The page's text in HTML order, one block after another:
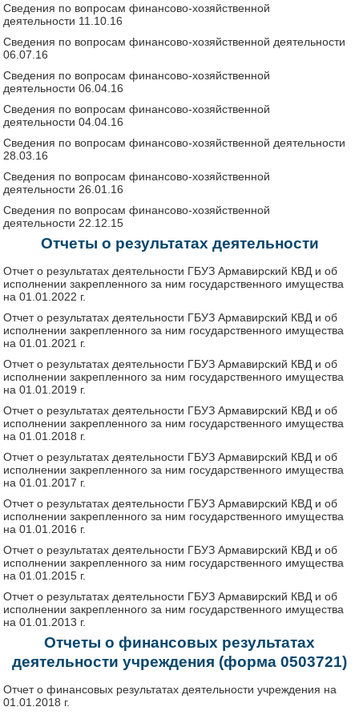
Сведения по вопросам финансово-хозяйственной
деятельности 11.10.16
Сведения по вопросам финансово-хозяйственной деятельности
06.07.16
Сведения по вопросам финансово-хозяйственной
деятельности 06.04.16
Сведения по вопросам финансово-хозяйственной
деятельности 04.04.16
Сведения по вопросам финансово-хозяйственной деятельности
28.03.16
Сведения по вопросам финансово-хозяйственной
деятельности 26.01.16
Сведения по вопросам финансово-хозяйственной
деятельности 22.12.15
Отчеты о результатах деятельности
Отчет о результатах деятельности ГБУЗ Армавирский КВД и об
исполнении закрепленного за ним государственного имущества
на 01.01.2022 г.
Отчет о результатах деятельности ГБУЗ Армавирский КВД и об
исполнении закрепленного за ним государственного имущества
на 01.01.2021 г.
Отчет о результатах деятельности ГБУЗ Армавирский КВД и об
исполнении закрепленного за ним государственного имущества
на 01.01.2019 г.
Отчет о результатах деятельности ГБУЗ Армавирский КВД и об
исполнении закрепленного за ним государственного имущества
на 01.01.2018 г.
Отчет о результатах деятельности ГБУЗ Армавирский КВД и об
исполнении закрепленного за ним государственного имущества
на 01.01.2017 г.
Отчет о результатах деятельности ГБУЗ Армавирский КВД и об
исполнении закрепленного за ним государственного имущества
на 01.01.2016 г.
Отчет о результатах деятельности ГБУЗ Армавирский КВД и об
исполнении закрепленного за ним государственного имущества
на 01.01.2015 г.
Отчет о результатах деятельности ГБУЗ Армавирский КВД и об
исполнении закрепленного за ним государственного имущества
на 01.01.2013 г.
Отчеты о финансовых результатах
деятельности учреждения (форма 0503721)
Отчет о финансовых результатах деятельности учреждения на
01.01.2018 г.